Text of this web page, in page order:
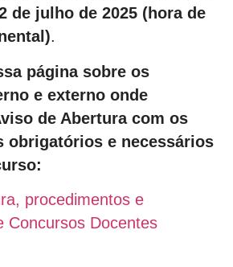
de julho de 2025 (hora de
.
página sobre os
e externo onde
de Abertura com os
obrigatórios e necessários
procedimentos e
Concursos Docentes